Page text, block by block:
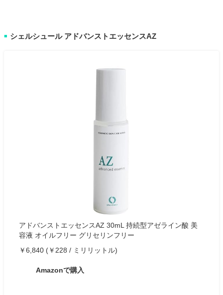
■ シェルシュール アドバンストエッセンスAZ
アドバンストエッセンスAZ 30mL 持続型アゼライン酸 美
容液 オイルフリー グリセリンフリー
￥6,840 (￥228 / ミリリットル)
Amazonで購入